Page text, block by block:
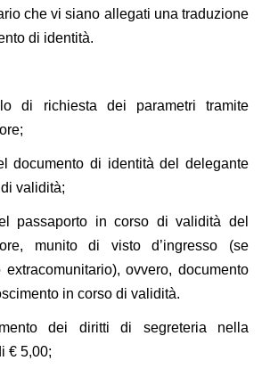
che vi siano allegati una traduzione
di identità.
di richiesta dei parametri tramite
documento di identità del delegante
validità;
passaporto in corso di validità del
munito di visto d’ingresso (se
extracomunitario), ovvero, documento
in corso di validità.
dei diritti di segreteria nella
€ 5,00;